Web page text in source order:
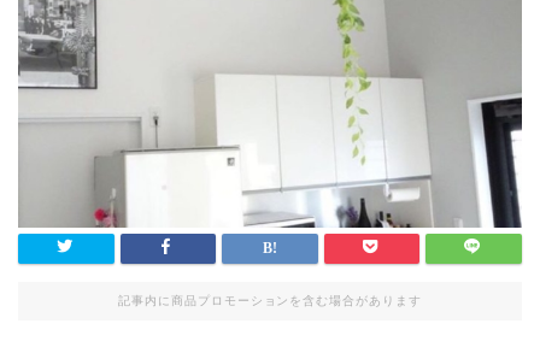
記事内に商品プロモーションを含む場合があります